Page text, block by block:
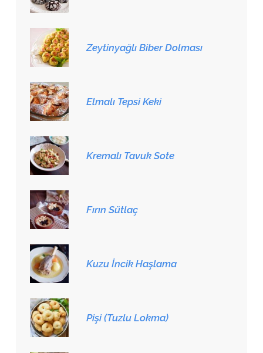
Zeytinyağlı Biber Dolması
Elmalı Tepsi Keki
Kremalı Tavuk Sote
Fırın Sütlaç
Kuzu İncik Haşlama
Pişi (Tuzlu Lokma)